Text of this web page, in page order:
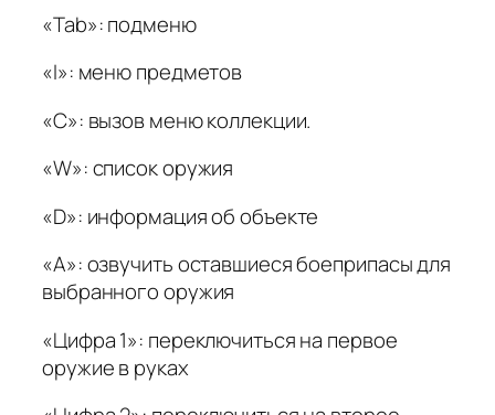
«Tab»: подменю
«I»: меню предметов
«C»: вызов меню коллекции.
«W»: список оружия
«D»: информация об объекте
«A»: озвучить оставшиеся боеприпасы для
выбранного оружия
«Цифра 1»: переключиться на первое
оружие в руках